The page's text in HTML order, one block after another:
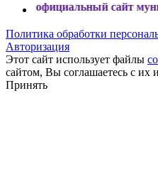
муниципального
Политика обработки
Авторизация
Этот сайт использует файлы
сайтом, Вы соглашаетесь с их
Принять